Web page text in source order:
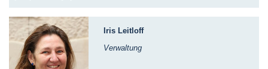
Iris Leitloff
Verwaltung